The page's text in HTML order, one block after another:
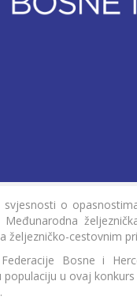
o
željezničko-cestovnim
Bosne i
u ovaj